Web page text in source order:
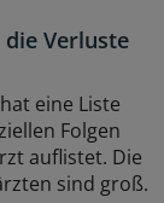
die Verluste
eine Liste
Folgen
auflistet. Die
sind groß.